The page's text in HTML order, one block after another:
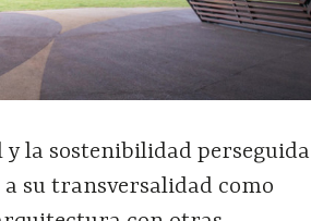
la sostenibilidad perseguida
su transversalidad como